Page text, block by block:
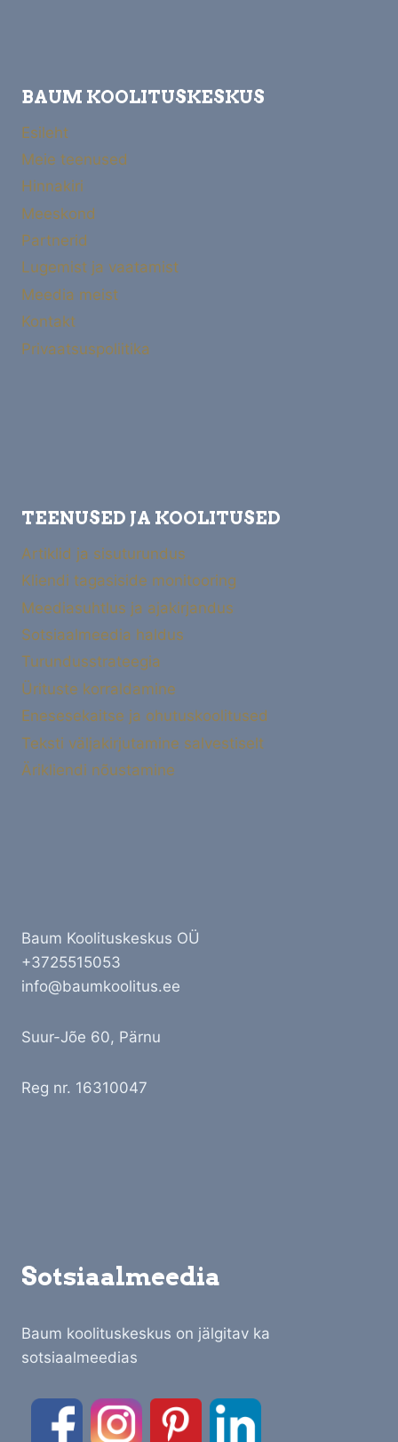
BAUM KOOLITUSKESKUS
Esileht
Meie teenused
Hinnakiri
Meeskond
Partnerid
Lugemist ja vaatamist
Meedia meist
Kontakt
Privaatsuspoliitika
TEENUSED JA KOOLITUSED
Artiklid ja sisuturundus
Kliendi tagasiside monitooring
Meediasuhtlus ja ajakirjandus
Sotsiaalmeedia haldus
Turundusstrateegia
Ürituste korraldamine
Enesesekaitse ja ohutuskoolitused
Teksti väljakirjutamine salvestiselt
Ärikliendi nõustamine
Baum Koolituskeskus OÜ
+3725515053
info@baumkoolitus.ee
Suur-Jõe 60, Pärnu
Reg nr. 16310047
Sotsiaalmeedia
Baum koolituskeskus on jälgitav ka
sotsiaalmeedias